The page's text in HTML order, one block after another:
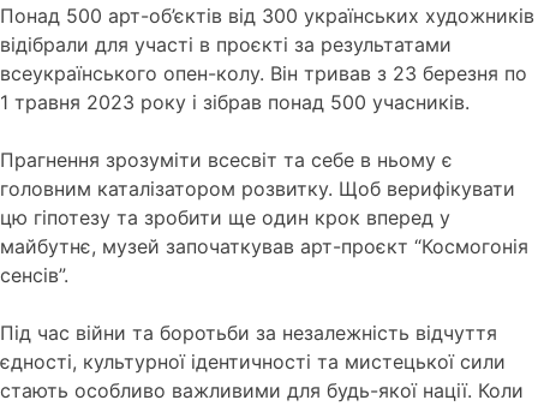
Понад 500 арт-об’єктів від 300 українських художників
відібрали для участі в проєкті за результатами
всеукраїнського опен-колу. Він тривав з 23 березня по
1 травня 2023 року і зібрав понад 500 учасників.
Прагнення зрозуміти всесвіт та себе в ньому є
головним каталізатором розвитку. Щоб верифікувати
цю гіпотезу та зробити ще один крок вперед у
майбутнє, музей започаткував арт-проєкт “Космогонія
сенсів”.
Під час війни та боротьби за незалежність відчуття
єдності, культурної ідентичності та мистецької сили
стають особливо важливими для будь-якої нації. Коли